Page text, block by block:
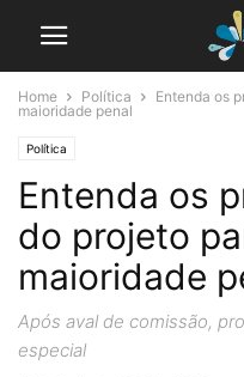
Home Política
Entenda os
maioridade penal
Política
Entenda os
do projeto
maioridade
Após aval de comissão,
especial